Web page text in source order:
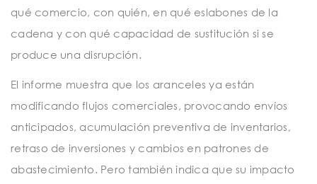
qué comercio, con quién, en qué eslabones de la
cadena y con qué capacidad de sustitución si se
produce una disrupción.
El informe muestra que los aranceles ya están
modificando flujos comerciales, provocando envíos
anticipados, acumulación preventiva de inventarios,
retraso de inversiones y cambios en patrones de
abastecimiento. Pero también indica que su impacto